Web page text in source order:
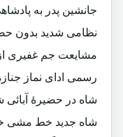
جانشین پدر به
نظامی شدید بدون
مشایعت جم غفیری
رسمی ادای نماز
شاه در حضیرۀ آبائی
شاه جدید خط مشی